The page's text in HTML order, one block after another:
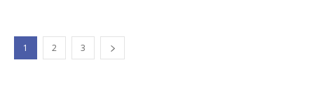
1 2 3